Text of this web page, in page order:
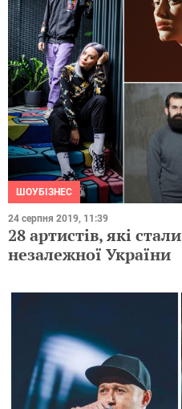
ШОУБІЗНЕС
28 артистів, які
незалежної України